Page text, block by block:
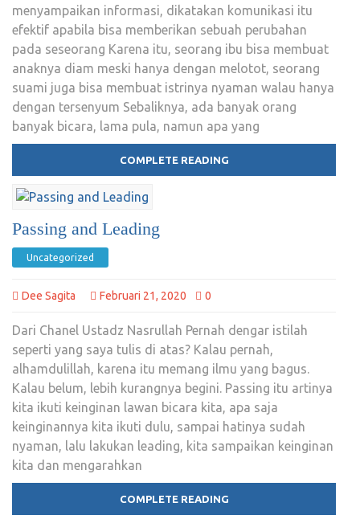
menyampaikan informasi, dikatakan komunikasi itu
efektif apabila bisa memberikan sebuah perubahan
pada seseorang Karena itu, seorang ibu bisa membuat
anaknya diam meski hanya dengan melotot, seorang
suami juga bisa membuat istrinya nyaman walau hanya
dengan tersenyum Sebaliknya, ada banyak orang
banyak bicara, lama pula, namun apa yang
COMPLETE READING
Passing and Leading
Uncategorized
Dee Sagita Februari 21, 2020 0
Dari Chanel Ustadz Nasrullah Pernah dengar istilah
seperti yang saya tulis di atas? Kalau pernah,
alhamdulillah, karena itu memang ilmu yang bagus.
Kalau belum, lebih kurangnya begini. Passing itu artinya
kita ikuti keinginan lawan bicara kita, apa saja
keinginannya kita ikuti dulu, sampai hatinya sudah
nyaman, lalu lakukan leading, kita sampaikan keinginan
kita dan mengarahkan
COMPLETE READING